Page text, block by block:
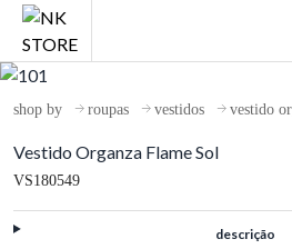
shop by roupas vestidos vestido
Vestido Organza Flame Sol
VS180549
descrição